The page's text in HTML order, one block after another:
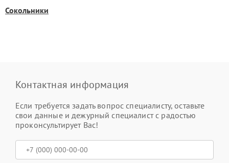
Сокольники
Контактная информация
Если требуется задать вопрос специалисту, оставьте
свои данные и дежурный специалист с радостью
проконсультирует Вас!